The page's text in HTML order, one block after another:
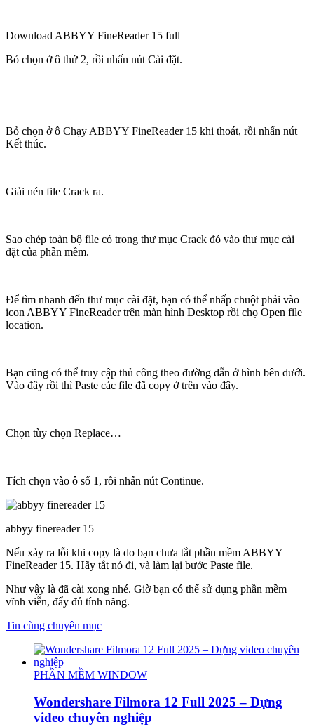
Download ABBYY FineReader 15 full
Bỏ chọn ở ô thứ 2, rồi nhấn nút Cài đặt.
Bỏ chọn ở ô Chạy ABBYY FineReader 15 khi thoát, rồi nhấn nút
Kết thúc.
Giải nén file Crack ra.
Sao chép toàn bộ file có trong thư mục Crack đó vào thư mục cài
đặt của phần mềm.
Để tìm nhanh đến thư mục cài đặt, bạn có thể nhấp chuột phải vào
icon ABBYY FineReader trên màn hình Desktop rồi chọ Open file
location.
Bạn cũng có thể truy cập thủ công theo đường dẫn ở hình bên dưới.
Vào đây rồi thì Paste các file đã copy ở trên vào đây.
Chọn tùy chọn Replace…
Tích chọn vào ô số 1, rồi nhấn nút Continue.
abbyy finereader 15
Nếu xảy ra lỗi khi copy là do bạn chưa tắt phần mềm ABBYY
FineReader 15. Hãy tắt nó đi, và làm lại bước Paste file.
Như vậy là đã cài xong nhé. Giờ bạn có thể sử dụng phần mềm
vĩnh viễn, đẩy đủ tính năng.
Tin cùng chuyên mục
PHẦN MỀM WINDOW
Wondershare Filmora 12 Full 2025 – Dựng
video chuyên nghiệp